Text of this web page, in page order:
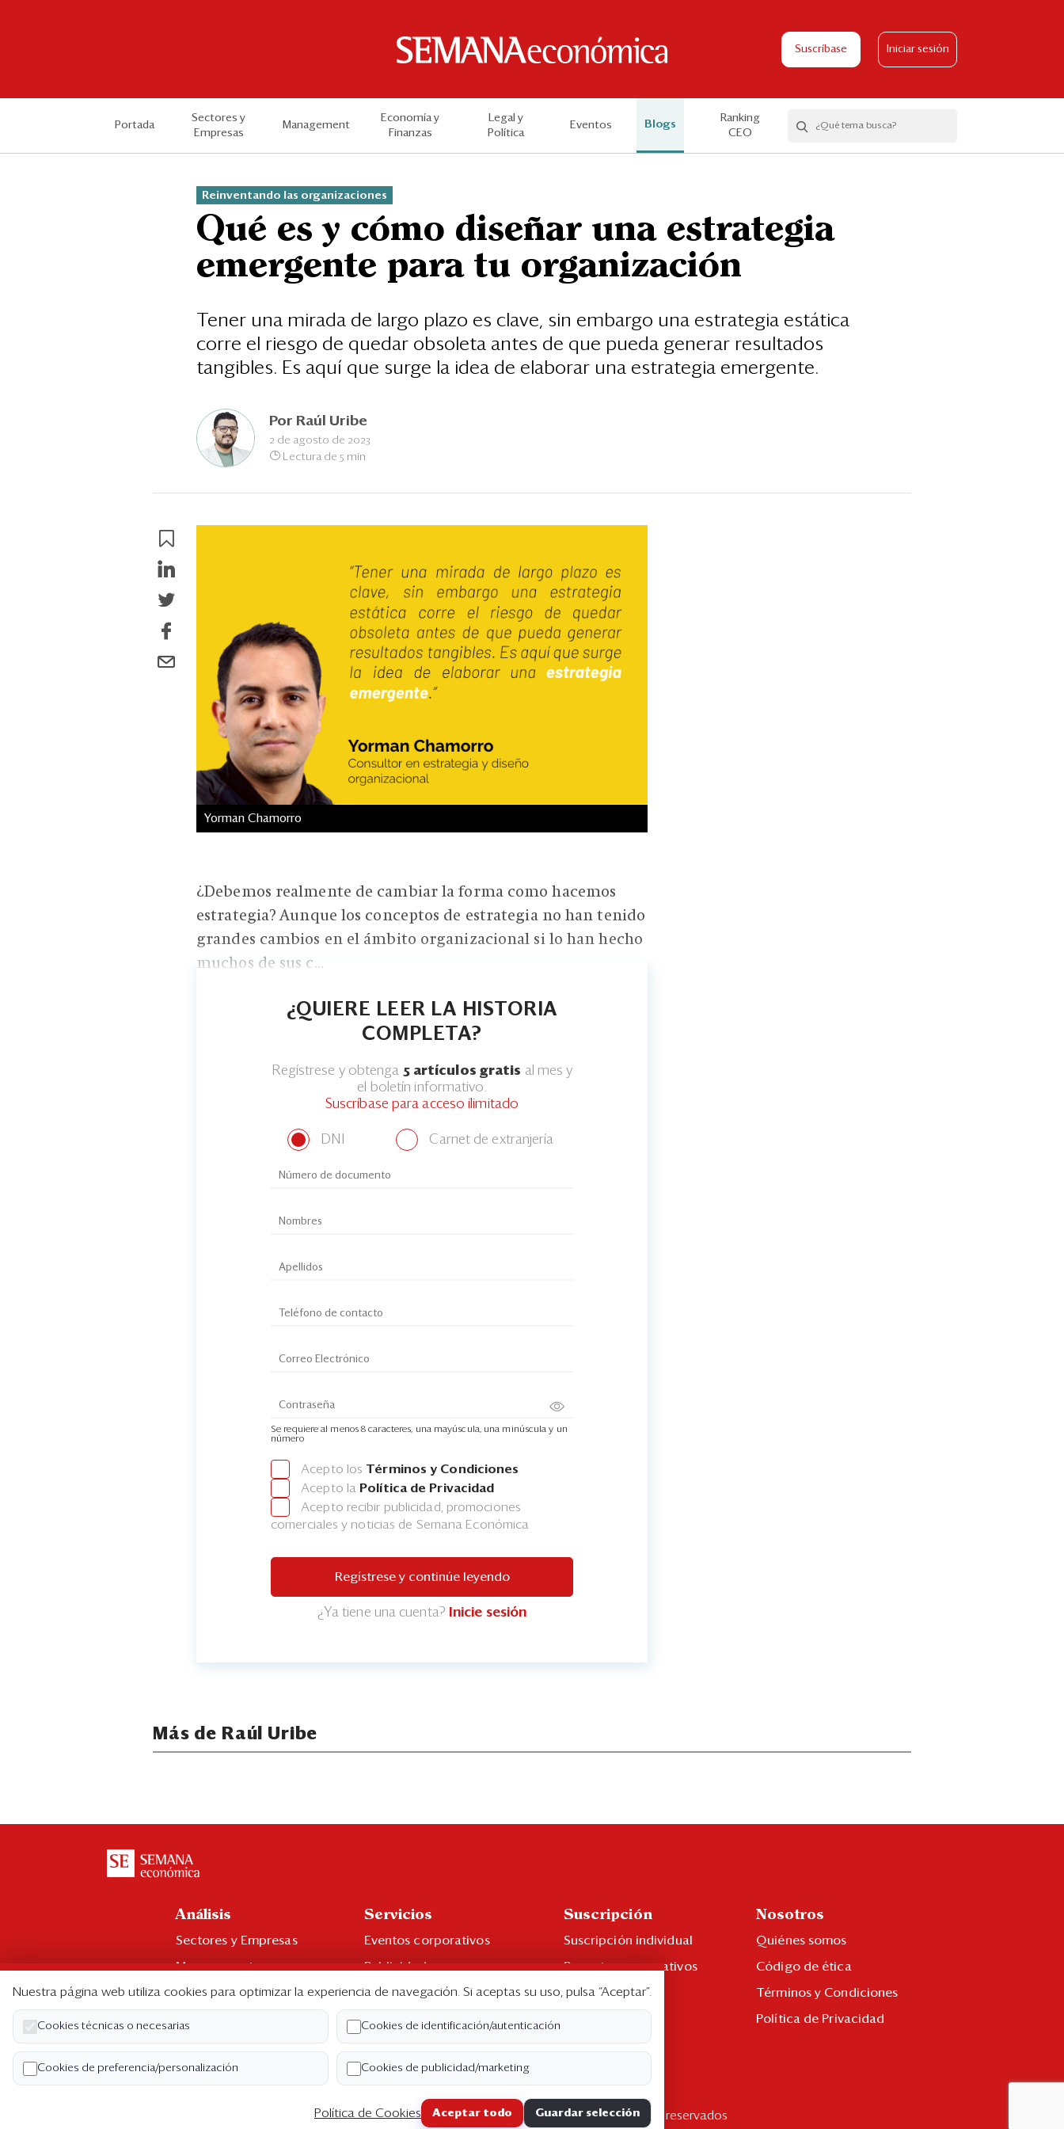
Suscríbase Iniciar sesión
Portada
Sectores y
Empresas
Management
Economía y
Finanzas
Legal y
Política
Eventos Blogs
Ranking
CEO
Reinventando las organizaciones
Qué es y cómo diseñar una estrategia
emergente para tu organización
Tener una mirada de largo plazo es clave, sin embargo una estrategia estática
corre el riesgo de quedar obsoleta antes de que pueda generar resultados
tangibles. Es aquí que surge la idea de elaborar una estrategia emergente.
Por Raúl Uribe
2 de agosto de 2023
Lectura de 5 min
Yorman Chamorro
¿Debemos realmente de cambiar la forma como hacemos
estrategia? Aunque los conceptos de estrategia no han tenido
grandes cambios en el ámbito organizacional si lo han hecho
muchos de sus c...
¿QUIERE LEER LA HISTORIA
COMPLETA?
Regístrese y obtenga 5 artículos gratis al mes y
el boletín informativo.
Suscríbase para acceso ilimitado
DNI Carnet de extranjería
Se requiere al menos 8 caracteres, una mayúscula, una minúscula y un
número
Acepto los Términos y Condiciones
Acepto la Política de Privacidad
Acepto recibir publicidad, promociones
comerciales y noticias de Semana Económica
Regístrese y continúe leyendo
¿Ya tiene una cuenta? Inicie sesión
Más de Raúl Uribe
Análisis
Sectores y Empresas
Management
Economía y Finanzas
Legal y Política
Ranking CEO
Blogs
Servicios
Eventos corporativos
Publicidad
Contáctenos
Libro de reclamaciones
Suscripción
Suscripción individual
Paquetes corporativos
Edición Impresa
Nosotros
Quiénes somos
Código de ética
Términos y Condiciones
Política de Privacidad
Copyright ©2026 Semana Económica. Todos los derechos reservados
Nuestra página web utiliza cookies para optimizar la experiencia de navegación. Si aceptas su uso, pulsa “Aceptar”.
Cookies técnicas o necesarias Cookies de identificación/autenticación
Cookies de preferencia/personalización Cookies de publicidad/marketing
Política de Cookies Aceptar todo Guardar selección